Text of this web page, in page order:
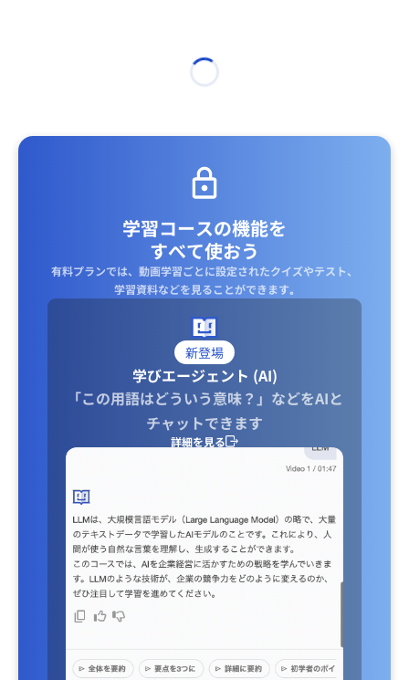
学習コースの機能を
すべて使おう
有料プランでは、動画学習ごとに設定されたクイズやテスト、
学習資料などを見ることができます｡
新登場
学びエージェント (AI)
「この用語はどういう意味？」などをAIと
チャットできます
詳細を見る